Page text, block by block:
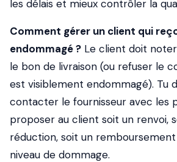
les délais et mieux contrôler la
Comment gérer un client qui
endommagé ? Le client doit
le bon de livraison (ou refuser le
est visiblement endommagé). Tu
contacter le fournisseur avec les
proposer au client soit un renvoi,
réduction, soit un
niveau de dommage.